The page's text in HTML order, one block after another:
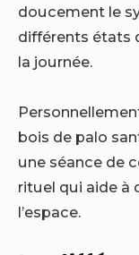
doucement le
différents états
la journée.
bois de palo
une séance de
rituel qui aide à
l’espace.